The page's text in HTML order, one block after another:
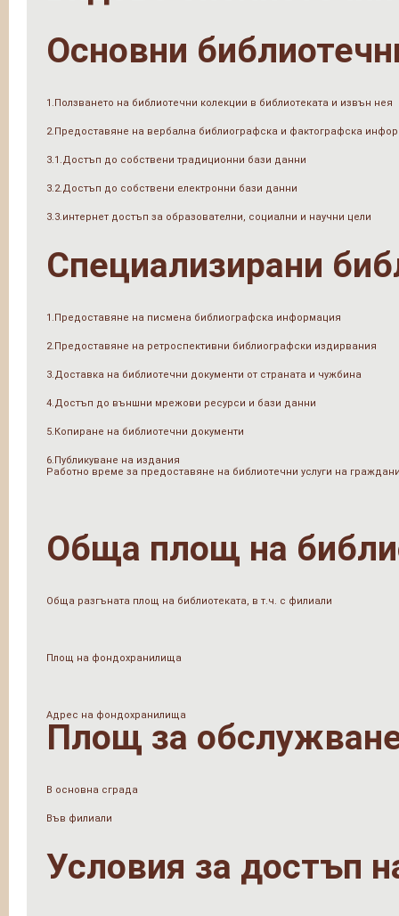
Основни
1.Ползването на библиотечни колекции в библиотеката и извън нея
2.Предоставяне на вербална библиографска и фактографска
3.1.Достъп до собствени традиционни бази данни
3.2.Достъп до собствени електронни бази данни
3.3.интернет достъп за образователни, социални и научни цели
Специализирани
1.Предоставяне на писмена библиографска информация
2.Предоставяне на ретроспективни библиографски издирвания
3.Доставка на библиотечни документи от страната и чужбина
4.Достъп до външни мрежови ресурси и бази данни
5.Копиране на библиотечни документи
6.Публикуване на издания
Работно време за предоставяне на библиотечни услуги на
Обща площ на
Обща разгъната площ на библиотеката, в т.ч. с филиали
Площ на фондохранилища
Адрес на фондохранилища
Площ за
В основна сграда
Във филиали
Условия за достъп